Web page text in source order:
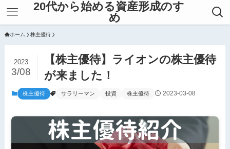
20代から始める資産形成のすゝ
め
ホーム 株主優待
【株主優待】ライオンの株主優待
が来ました！
2023
3/08
株主優待 サラリーマン 投資 株主優待 2023-03-08